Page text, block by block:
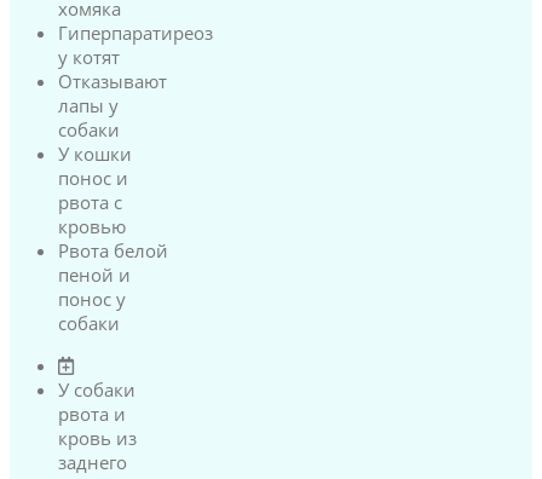
хомяка
Гиперпаратиреоз
у котят
Отказывают
лапы у
собаки
У кошки
понос и
рвота с
кровью
Рвота белой
пеной и
понос у
собаки
У собаки
рвота и
кровь из
заднего